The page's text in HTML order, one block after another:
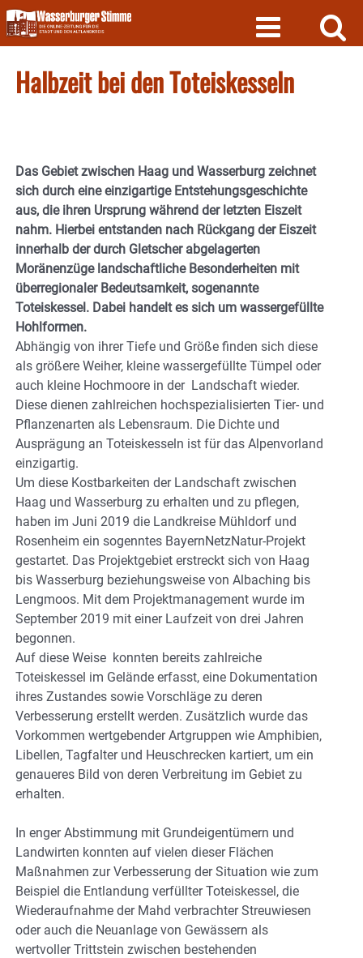
Skip
to
content
Halbzeit bei den Toteiskesseln
Das Gebiet zwischen Haag und Wasserburg zeichnet
sich durch eine einzigartige Entstehungsgeschichte
aus, die ihren Ursprung während der letzten Eiszeit
nahm. Hierbei entstanden nach Rückgang der Eiszeit
innerhalb der durch Gletscher abgelagerten
Moränenzüge landschaftliche Besonderheiten mit
überregionaler Bedeutsamkeit, sogenannte
Toteiskessel. Dabei handelt es sich um wassergefüllte
Hohlformen.
Abhängig von ihrer Tiefe und Größe finden sich diese
als größere Weiher, kleine wassergefüllte Tümpel oder
auch kleine Hochmoore in der Landschaft wieder.
Diese dienen zahlreichen hochspezialisierten Tier- und
Pflanzenarten als Lebensraum. Die Dichte und
Ausprägung an Toteiskesseln ist für das Alpenvorland
einzigartig.
Um diese Kostbarkeiten der Landschaft zwischen
Haag und Wasserburg zu erhalten und zu pflegen,
haben im Juni 2019 die Landkreise Mühldorf und
Rosenheim ein sogenntes BayernNetzNatur-Projekt
gestartet. Das Projektgebiet erstreckt sich von Haag
bis Wasserburg beziehungsweise von Albaching bis
Lengmoos. Mit dem Projektmanagement wurde im
September 2019 mit einer Laufzeit von drei Jahren
begonnen.
Auf diese Weise konnten bereits zahlreiche
Toteiskessel im Gelände erfasst, eine Dokumentation
ihres Zustandes sowie Vorschläge zu deren
Verbesserung erstellt werden. Zusätzlich wurde das
Vorkommen wertgebender Artgruppen wie Amphibien,
Libellen, Tagfalter und Heuschrecken kartiert, um ein
genaueres Bild von deren Verbreitung im Gebiet zu
erhalten.
In enger Abstimmung mit Grundeigentümern und
Landwirten konnten auf vielen dieser Flächen
Maßnahmen zur Verbesserung der Situation wie zum
Beispiel die Entlandung verfüllter Toteiskessel, die
Wiederaufnahme der Mahd verbrachter Streuwiesen
oder auch die Neuanlage von Gewässern als
wertvoller Trittstein zwischen bestehenden